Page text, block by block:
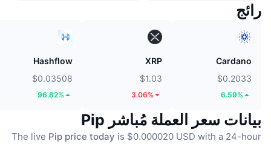
رائج
Cardano
$0.2033
6.59%
XRP
$1.03
3.06%
Hashflow
$0.03508
96.82%
بيانات سعر العملة مُباشر Pip
The live Pip price today is $0.000020 USD with a 24-hour